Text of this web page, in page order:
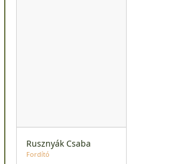
Rusznyák Csaba
Fordító